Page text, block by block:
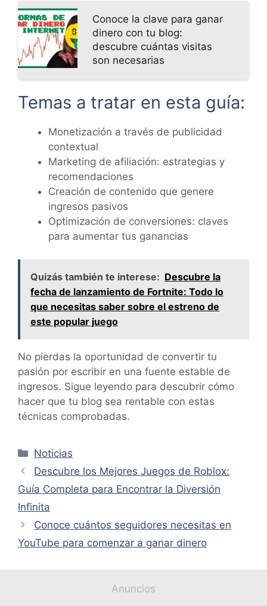
Conoce la clave para ganar
dinero con tu blog:
descubre cuántas visitas
son necesarias
Temas a tratar en esta guía:
Monetización a través de publicidad
contextual
Marketing de afiliación: estrategias y
recomendaciones
Creación de contenido que genere
ingresos pasivos
Optimización de conversiones: claves
para aumentar tus ganancias
Quizás también te interese: Descubre la
fecha de lanzamiento de Fortnite: Todo lo
que necesitas saber sobre el estreno de
este popular juego
No pierdas la oportunidad de convertir tu
pasión por escribir en una fuente estable de
ingresos. Sigue leyendo para descubrir cómo
hacer que tu blog sea rentable con estas
técnicas comprobadas.
Categorías
Noticias
Descubre los Mejores Juegos de Roblox:
Guía Completa para Encontrar la Diversión
Infinita
Conoce cuántos seguidores necesitas en
YouTube para comenzar a ganar dinero
Anuncios